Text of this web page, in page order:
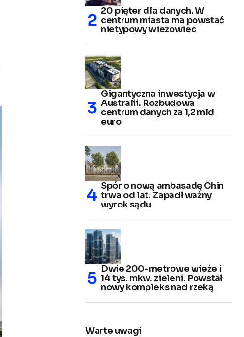
20 pięter dla danych. W
centrum miasta ma powstać
nietypowy wieżowiec
Gigantyczna inwestycja w
Australii. Rozbudowa
centrum danych za 1,2 mld
euro
Spór o nową ambasadę Chin
trwa od lat. Zapadł ważny
wyrok sądu
Dwie 200-metrowe wieże i
14 tys. mkw. zieleni. Powstał
nowy kompleks nad rzeką
Warte uwagi